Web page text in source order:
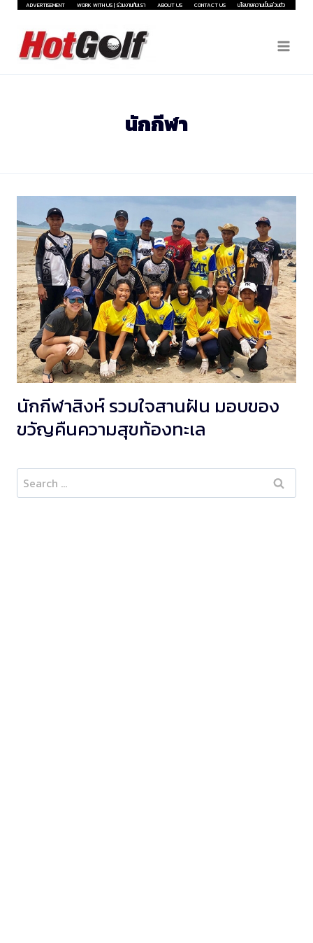
Skip
content
ADVERTISEMENT WORK WITH US | ร่วมงานกับเรา ABOUT US CONTACT US นโยบายความเป็นส่วนตัว
นักกีฬา
นักกีฬาสิงห์ รวมใจสานฝัน มอบของ
ขวัญคืนความสุขท้องทะเล
Search
for: